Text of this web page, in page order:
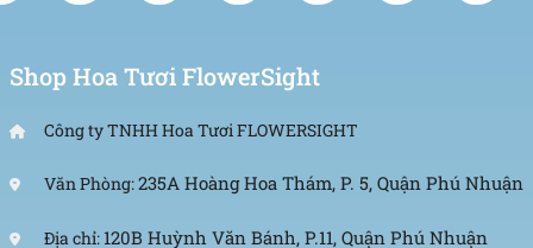
Shop Hoa Tươi FlowerSight
Công ty TNHH Hoa Tươi FLOWERSIGHT
Văn Phòng:235A Hoàng Hoa Thám, P. 5, Quận Phú Nhuận
Địa chỉ: 120B Huỳnh Văn Bánh, P.11, Quận Phú Nhuận